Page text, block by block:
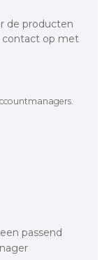
de producten
contact op met
passend